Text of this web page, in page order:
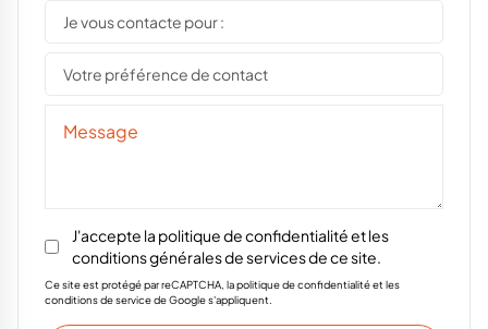
Je vous contacte pour :
Votre préférence de contact
J'accepte la politique de confidentialitéet les
conditions générales de servicesde ce site.
Ce site est protégé par reCAPTCHA, la politique de confidentialité et les
conditions de service de Google s'appliquent.